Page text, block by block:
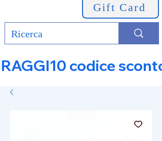
Gift Card
RAGGI10 codice